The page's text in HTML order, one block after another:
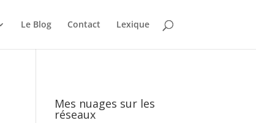
Le Blog Contact Lexique
Mes nuages sur les
réseaux